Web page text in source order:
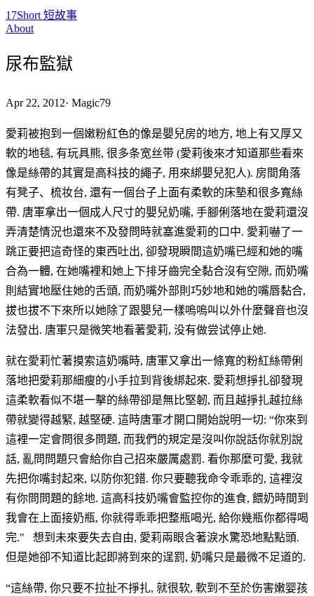
17Short 短故事
About
尿布監獄
Apr 22, 2012· Magic79
愛莉被抱到一個嫩粉紅色的像是嬰兒房的地方, 地上有又厚又
軟的地毯, 有玩具熊, 很多条宽丝带 (愛莉後來才知道那些看來
像是絲帶的其實是高科技的繩子, 用來綁嬰兒犯人). 房間角落
有凳子、梳妆台, 還有一個台子上面有柔軟的床墊和很多寬絲
帶. 唐軍拿出一個成人尺寸的嬰兒奶嘴, 手腳俐落地在愛莉還沒
弄清楚情況也還來不及發問時就塞進愛莉的口中. 愛莉嚇了一
跳正要把這奇怪的東西吐出, 卻發現瞬間這奶嘴已經和她的嘴
合為一體, 在她嘴裡和她上下排牙齒完全黏合沒有空隙, 而奶嘴
則結實地壓住她的舌頭, 而奶嘴外部則巧妙地和她的嘴唇黏合,
拔也拔不下來所以她除了跟嬰兒一樣嗚嗚叫以外什麼聲音也沒
法發出. 唐軍只是微笑地看著愛莉, 没有做尝试停止她.
就在愛莉忙著摸索這奶嘴時, 唐軍又拿出一條寬的粉紅絲帶俐
落地把愛莉那細瘦的小手拉到背後綁起來. 愛莉想掙扎卻發現
這柔軟看似不堪一擊的絲帶卻是無比堅韌, 而且越掙扎越拉絲
帶就變得越緊, 越堅硬. 這時唐軍才開口開始說明一切: “你來到
這裡一定會問很多問題, 而我們的規定是沒叫你說話你就別說
話, 亂問問題只會給你自己招來嚴厲處罰. 看你那麼可愛, 我就
先把你嘴封起來, 以防你犯錯. 你只要聽我命令乖乖的, 這裡沒
有你問問題的餘地. 這高科技奶嘴會監控你的進食, 餵奶時間到
我會在上面接奶瓶, 你就得乖乖把整瓶喝光, 給你幾瓶你都得喝
完." 想到未來要失去自由, 愛莉兩眼含著淚水驚恐地點點頭.
但是她卻不知道比起即將到來的逞罰, 奶嘴只是最微不足道的.
“這絲帶, 你只要不拉扯不掙扎, 就很软, 軟到不至於伤害嫩婴孩